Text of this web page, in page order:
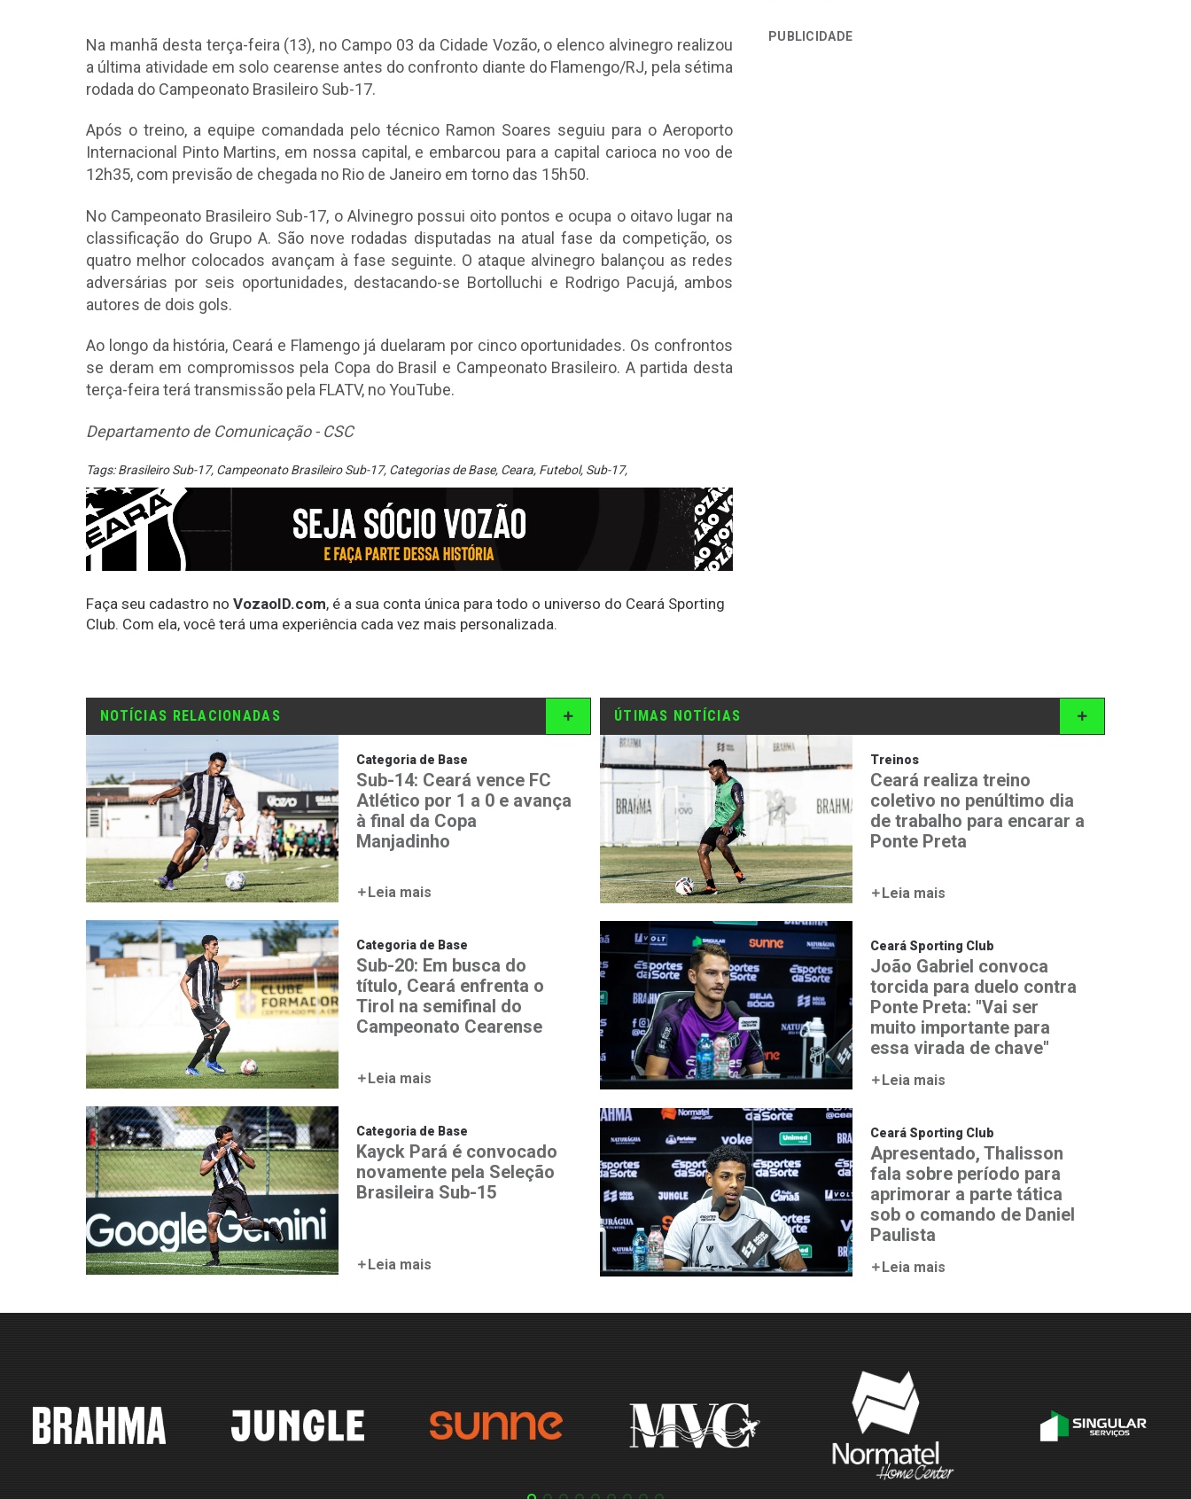
Na manhã desta terça-feira (13), no Campo 03 da Cidade Vozão, o elenco alvinegro realizou
a última atividade em solo cearense antes do confronto diante do Flamengo/RJ, pela sétima
rodada do Campeonato Brasileiro Sub-17.
Após o treino, a equipe comandada pelo técnico Ramon Soares seguiu para o Aeroporto
Internacional Pinto Martins, em nossa capital, e embarcou para a capital carioca no voo de
12h35, com previsão de chegada no Rio de Janeiro em torno das 15h50.
No Campeonato Brasileiro Sub-17, o Alvinegro possui oito pontos e ocupa o oitavo lugar na
classificação do Grupo A. São nove rodadas disputadas na atual fase da competição, os
quatro melhor colocados avançam à fase seguinte. O ataque alvinegro balançou as redes
adversárias por seis oportunidades, destacando-se Bortolluchi e Rodrigo Pacujá, ambos
autores de dois gols.
Ao longo da história, Ceará e Flamengo já duelaram por cinco oportunidades. Os confrontos
se deram em compromissos pela Copa do Brasil e Campeonato Brasileiro. A partida desta
terça-feira terá transmissão pela FLATV, no YouTube.
Departamento de Comunicação - CSC
Tags:Brasileiro Sub-17, Campeonato Brasileiro Sub-17, Categorias de Base, Ceara, Futebol, Sub-17,
Faça seu cadastro no VozaoID.com, é a sua conta única para todo o universo do Ceará Sporting
Club. Com ela, você terá uma experiência cada vez mais personalizada.
PUBLICIDADE
NOTÍCIAS RELACIONADAS
Categoria de Base
Sub-14: Ceará vence FC
Atlético por 1 a 0 e avança
à final da Copa
Manjadinho
Leia mais
Categoria de Base
Sub-20: Em busca do
título, Ceará enfrenta o
Tirol na semifinal do
Campeonato Cearense
Leia mais
Categoria de Base
Kayck Pará é convocado
novamente pela Seleção
Brasileira Sub-15
Leia mais
ÚTIMAS NOTÍCIAS
Treinos
Ceará realiza treino
coletivo no penúltimo dia
de trabalho para encarar a
Ponte Preta
Leia mais
Ceará Sporting Club
João Gabriel convoca
torcida para duelo contra
Ponte Preta: "Vai ser
muito importante para
essa virada de chave"
Leia mais
Ceará Sporting Club
Apresentado, Thalisson
fala sobre período para
aprimorar a parte tática
sob o comando de Daniel
Paulista
Leia mais